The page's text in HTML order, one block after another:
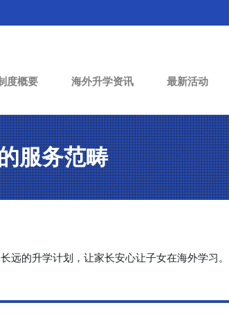
度概要 海外升学资讯 最新活动
服务范畴
远的升学计划，让家长安心让子女在海外学习。